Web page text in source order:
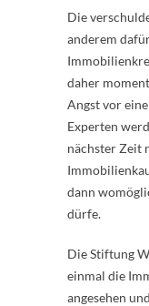
Die
anderem
daher
Angst vor
Experten
nächster Zeit
dann
dürfe.
Die Stiftung
einmal die
angesehen